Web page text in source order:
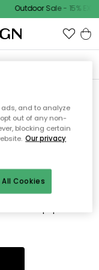
Outdoor Sale - 15%
du
eller att den har
ovan kan du
av våra populära
and to analyze
out of any non-
blocking certain
Our privacy
Cookies